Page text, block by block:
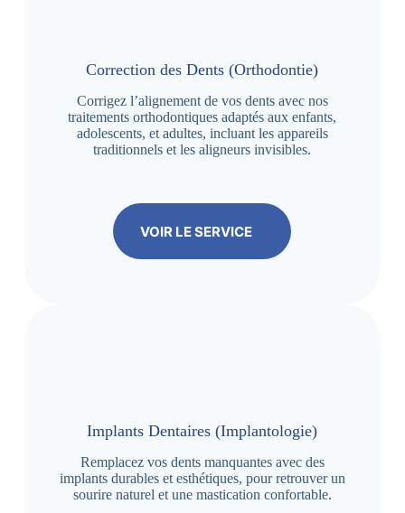
Correction des Dents (Orthodontie)
Corrigez l’alignement de vos dents avec nos
traitements orthodontiques adaptés aux enfants,
adolescents, et adultes, incluant les appareils
traditionnels et les aligneurs invisibles.
VOIR LE SERVICE
Implants Dentaires (Implantologie)
Remplacez vos dents manquantes avec des
implants durables et esthétiques, pour retrouver un
sourire naturel et une mastication confortable.